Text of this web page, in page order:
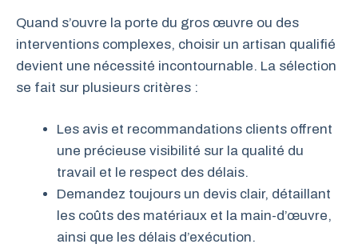
Quand s’ouvre la porte du gros œuvre ou des
interventions complexes, choisir un artisan qualifié
devient une nécessité incontournable. La sélection
se fait sur plusieurs critères :
Les avis et recommandations clients offrent
une précieuse visibilité sur la qualité du
travail et le respect des délais.
Demandez toujours un devis clair, détaillant
les coûts des matériaux et la main-d’œuvre,
ainsi que les délais d’exécution.